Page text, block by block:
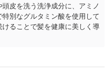
皮を洗う洗浄成分に、アミノ
別なグルタミン酸を使用して
けることで髪を健康に美しく導